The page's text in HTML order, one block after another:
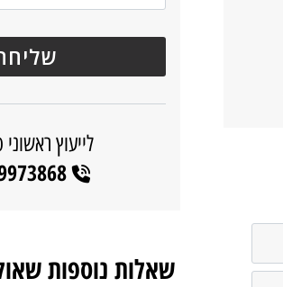
לייעוץ ראשוני
077-9973868
שאלות נוספות